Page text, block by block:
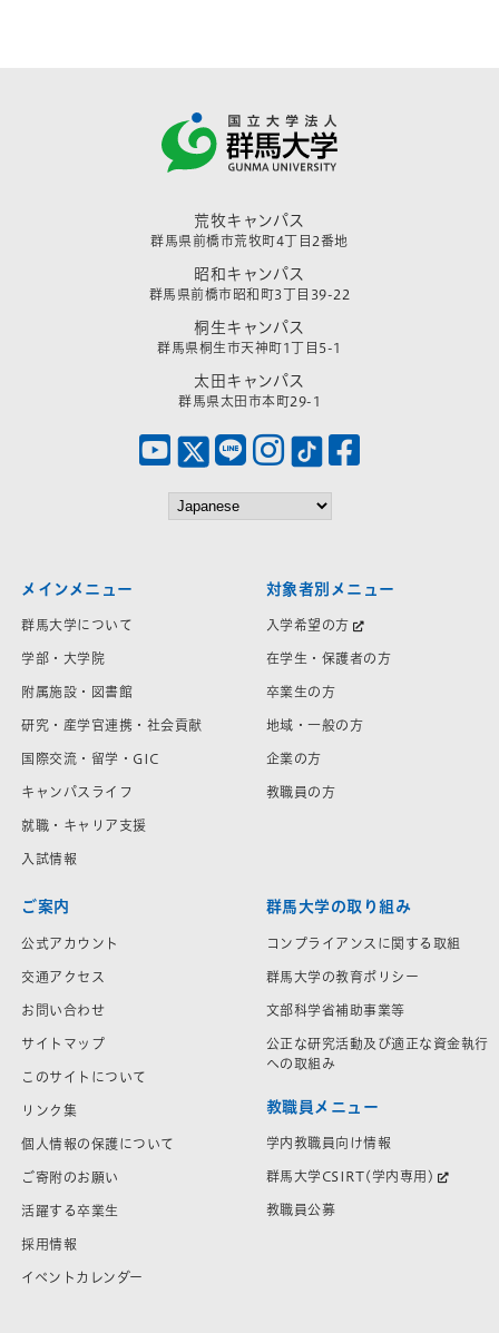
荒牧キャンパス
群馬県前橋市荒牧町4丁目2番地
昭和キャンパス
群馬県前橋市昭和町3丁目39-22
桐生キャンパス
群馬県桐生市天神町1丁目5-1
太田キャンパス
群馬県太田市本町29-1
メインメニュー
群馬大学について
学部・大学院
附属施設・図書館
研究・産学官連携・社会貢献
国際交流・留学・GIC
キャンパスライフ
就職・キャリア支援
入試情報
対象者別メニュー
入学希望の方
在学生・保護者の方
卒業生の方
地域・一般の方
企業の方
教職員の方
ご案内
公式アカウント
交通アクセス
お問い合わせ
サイトマップ
このサイトについて
リンク集
個人情報の保護について
ご寄附のお願い
活躍する卒業生
採用情報
イベントカレンダー
群馬大学の取り組み
コンプライアンスに関する取組
群馬大学の教育ポリシー
文部科学省補助事業等
公正な研究活動及び適正な資金執行
への取組み
教職員メニュー
学内教職員向け情報
群馬大学CSIRT(学内専用)
教職員公募